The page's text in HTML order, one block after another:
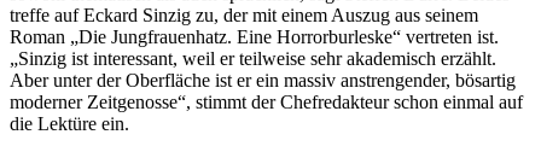
treffe auf Eckard Sinzig zu, der mit einem Auszug aus seinem
Roman „Die Jungfrauenhatz. Eine Horrorburleske“ vertreten ist.
„Sinzig ist interessant, weil er teilweise sehr akademisch erzählt.
Aber unter der Oberfläche ist er ein massiv anstrengender, bösartig
moderner Zeitgenosse“, stimmt der Chefredakteur schon einmal auf
die Lektüre ein.